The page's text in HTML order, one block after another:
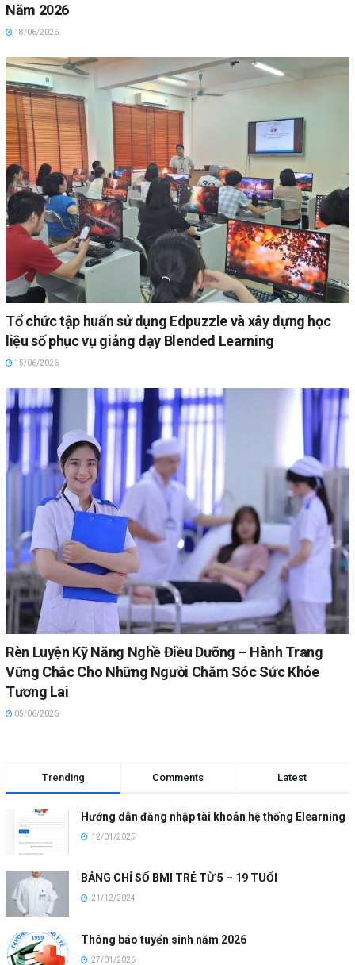
Năm 2026
18/06/2026
Tổ chức tập huấn sử dụng Edpuzzle và xây dựng học
liệu số phục vụ giảng dạy Blended Learning
15/06/2026
Rèn Luyện Kỹ Năng Nghề Điều Dưỡng – Hành Trang
Vững Chắc Cho Những Người Chăm Sóc Sức Khỏe
Tương Lai
05/06/2026
Trending Comments Latest
Hướng dẫn đăng nhập tài khoản hệ thống Elearning
12/01/2025
BẢNG CHỈ SỐ BMI TRẺ TỪ 5 – 19 TUỔI
21/12/2024
Thông báo tuyển sinh năm 2026
27/01/2026